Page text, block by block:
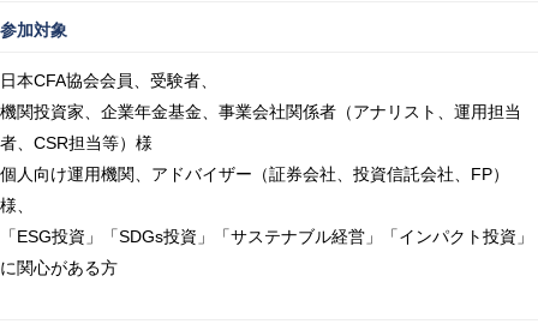
参加対象
日本CFA協会会員、受験者、
機関投資家、企業年金基金、事業会社関係者（アナリスト、運用担当
者、 CSR担当等）様
個人向け運用機関、アドバイザー（証券会社、投資信託会社、 FP）
様、
「 ESG投資」「SDGs投資」「サステナブル経営」「インパクト投資」
に関心がある方